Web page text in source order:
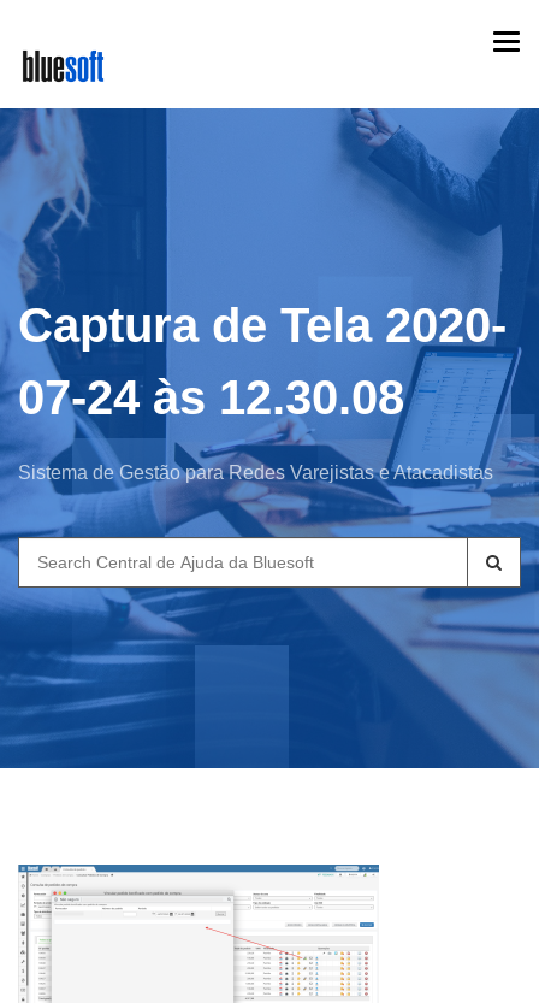
main
content
Captura de Tela 2020-
07-24 às 12.30.08
Sistema de Gestão para Redes Varejistas e Atacadistas
Search
for: